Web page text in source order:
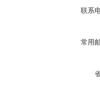
联系
常用